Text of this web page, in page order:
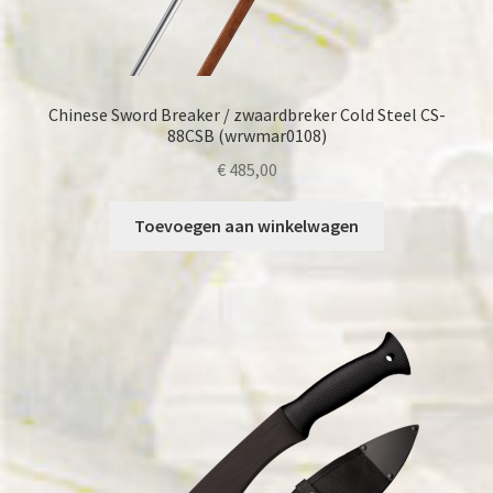
Chinese Sword Breaker / zwaardbreker Cold Steel CS-
88CSB (wrwmar0108)
€485,00
Toevoegen aan winkelwagen